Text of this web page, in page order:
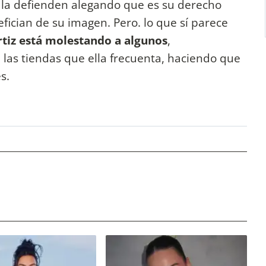
defienden alegando que es su derecho
de su imagen. Pero. lo que sí parece
está molestando a algunos,
tiendas que ella frecuenta, haciendo que